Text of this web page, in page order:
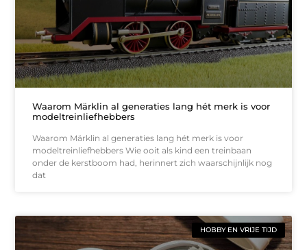
Waarom Märklin al generaties lang hét merk is voor
modeltreinliefhebbers
Waarom Märklin al generaties lang hét merk is voor
modeltreinliefhebbers Wie ooit als kind een treinbaan
onder de kerstboom had, herinnert zich waarschijnlijk nog
dat
HOBBY EN VRIJE TIJD